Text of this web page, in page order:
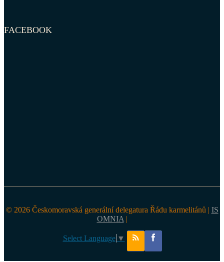
FACEBOOK
© 2026 Českomoravská generální delegatura Řádu karmelitánů | IS
OMNIA |
Select Language ▼